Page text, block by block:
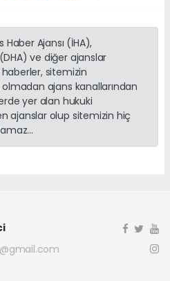
Haber Ajansı (İHA),
ve diğer ajanslar
sitemizin
ajans kanallarından
yer alan hukuki
ajanslar olup sitemizin hiç